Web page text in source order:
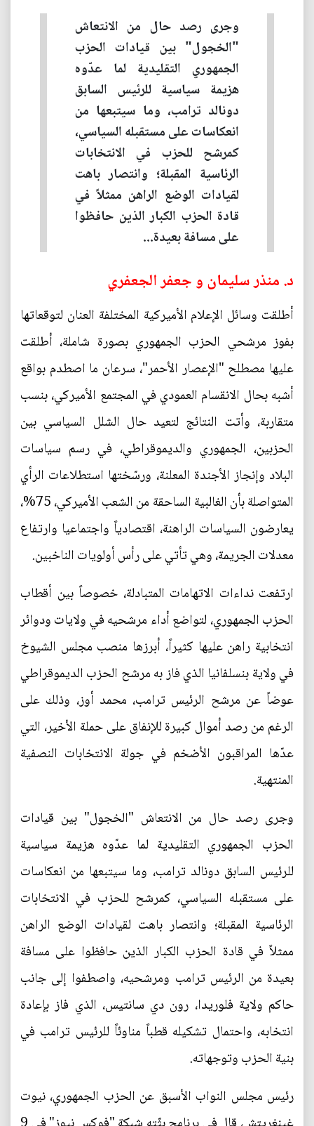
وجرى رصد حال من الانتعاش
"الخجول" بين قيادات الحزب
الجمهوري التقليدية لما عدّوه
هزيمة سياسية للرئيس السابق
دونالد ترامب، وما سيتبعها من
انعكاسات على مستقبله السياسي،
كمرشح للحزب في الانتخابات
الرئاسية المقبلة؛ وانتصار باهت
لقيادات الوضع الراهن ممثلاً في
قادة الحزب الكبار الذين حافظوا
على مسافة بعيدة...
د. منذر سليمان و جعفر الجعفري
أطلقت وسائل الإعلام الأميركية المختلفة العنان لتوقعاتها
بفوز مرشحي الحزب الجمهوري بصورة شاملة، أطلقت
عليها مصطلح "الإعصار الأحمر"، سرعان ما اصطدم بواقع
أشبه بحال الانقسام العمودي في المجتمع الأميركي، بنسب
متقاربة، وأتت النتائج لتعيد حال الشلل السياسي بين
الحزبين، الجمهوري والديموقراطي، في رسم سياسات
البلاد وإنجاز الأجندة المعلنة، ورسّختها استطلاعات الرأي
المتواصلة بأن الغالبية الساحقة من الشعب الأميركي، 75%،
يعارضون السياسات الراهنة، اقتصادياً واجتماعيا وارتفاع
معدلات الجريمة، وهي تأتي على رأس أولويات الناخبين.
ارتفعت نداءات الاتهامات المتبادلة، خصوصاً بين أقطاب
الحزب الجمهوري، لتواضع أداء مرشحيه في ولايات ودوائر
انتخابية راهن عليها كثيراً، أبرزها منصب مجلس الشيوخ
في ولاية بنسلفانيا الذي فاز به مرشح الحزب الديموقراطي
عوضاً عن مرشح الرئيس ترامب، محمد أوز، وذلك على
الرغم من رصد أموال كبيرة للإنفاق على حملة الأخير، التي
عدّها المراقبون الأضخم في جولة الانتخابات النصفية
المنتهية.
وجرى رصد حال من الانتعاش "الخجول" بين قيادات
الحزب الجمهوري التقليدية لما عدّوه هزيمة سياسية
للرئيس السابق دونالد ترامب، وما سيتبعها من انعكاسات
على مستقبله السياسي، كمرشح للحزب في الانتخابات
الرئاسية المقبلة؛ وانتصار باهت لقيادات الوضع الراهن
ممثلاً في قادة الحزب الكبار الذين حافظوا على مسافة
بعيدة من الرئيس ترامب ومرشحيه، واصطفوا إلى جانب
حاكم ولاية فلوريدا، رون دي سانتيس، الذي فاز بإعادة
انتخابه، واحتمال تشكيله قطباً مناوئاً للرئيس ترامب في
بنية الحزب وتوجهاته.
رئيس مجلس النواب الأسبق عن الحزب الجمهوري، نيوت